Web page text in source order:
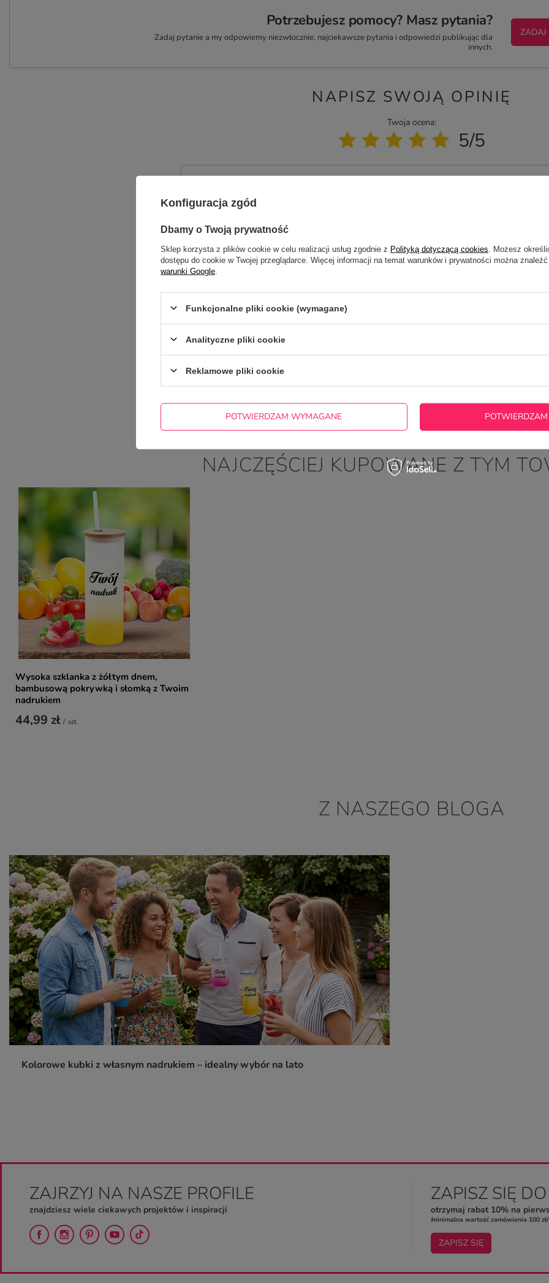
Potrzebujesz pomocy? Masz pytania?
Zadaj pytanie a my odpowiemy niezwłocznie, najciekawsze pytania i odpowiedzi publikując dla
innych.
ZADAJ
NAPISZ SWOJĄ OPINIĘ
Twoja ocena:
5/5
Dodaj własne zdjęcie produktu:
Twoje imię
Twój email
NAJCZĘŚCIEJ KUPOWANE Z TYM
Wysoka szklanka z żółtym dnem,
bambusową pokrywką i słomką z Twoim
nadrukiem
44,99 zł / szt.
Z NASZEGO BLOGA
Kolorowe kubki z własnym nadrukiem – idealny wybór na lato
ZAJRZYJ NA NASZE PROFILE
znajdziesz wiele ciekawych projektów i inspiracji
ZAPISZ SIĘ
otrzymaj rabat 10% na
/minimalna wartość zamówienia 100 zł/
ZAPISZ SIĘ
Konfiguracja zgód
Dbamy o Twoją prywatność
Sklep korzysta z plików cookie w celu realizacji usług zgodnie z Polityką dotyczącą cookies . Możesz
dostępu do cookie w Twojej przeglądarce. Więcej informacji na temat warunków i prywatności można
warunki Google
Funkcjonalne pliki cookie (wymagane)
Analityczne pliki cookie
Reklamowe pliki cookie
POTWIERDZAM WYMAGANE